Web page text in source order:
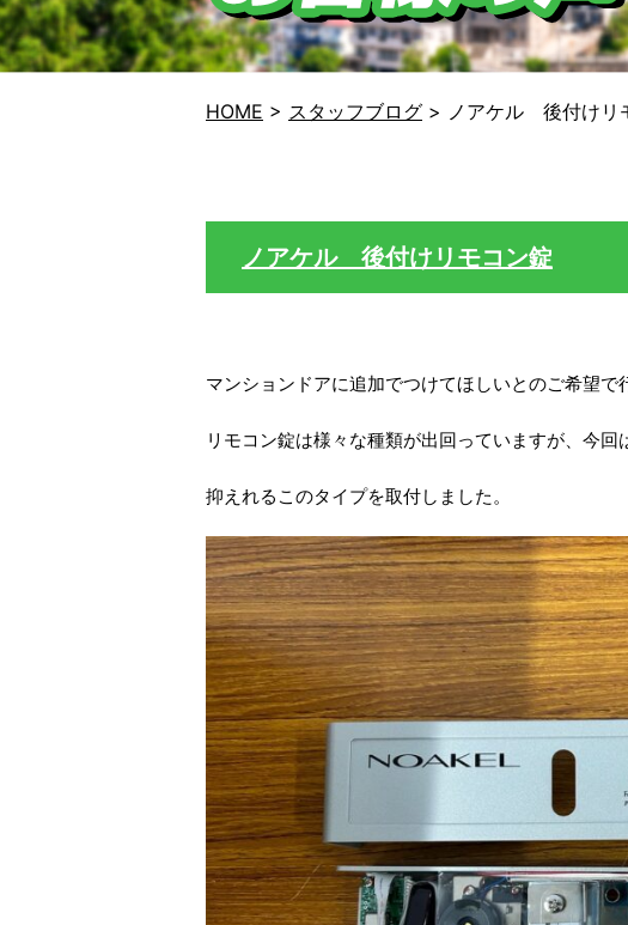
HOME > スタッフブログ > ノアケル 後付けリ
ノアケル 後付けリモコン錠
マンションドアに追加でつけてほしいとのご希望で
リモコン錠は様々な種類が出回っていますが、今回
抑えれるこのタイプを取付しました。